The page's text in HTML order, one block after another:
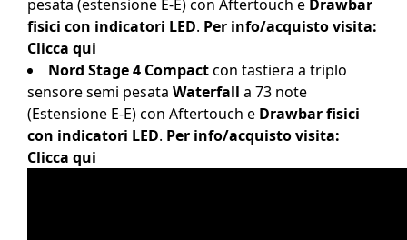
pesata (estensione E-E) con Aftertouch e Drawbar
fisici con indicatori LED. Per info/acquisto visita:
Clicca qui
Nord Stage 4 Compactcon tastiera a triplo
sensore semi pesata Waterfall a 73 note
(Estensione E-E) con Aftertouch e Drawbar fisici
con indicatori LED. Per info/acquisto visita:
Clicca qui